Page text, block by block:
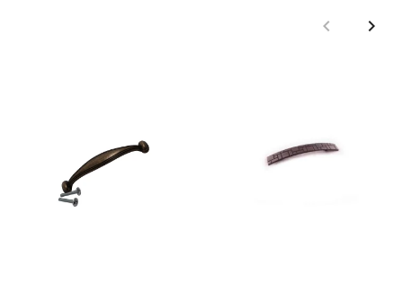
Poprzedni
keyboard_arrow_left keyboard_arrow_right